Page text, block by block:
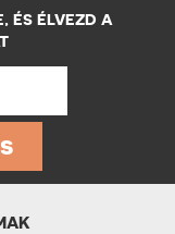
ÉS ÉLVEZD A